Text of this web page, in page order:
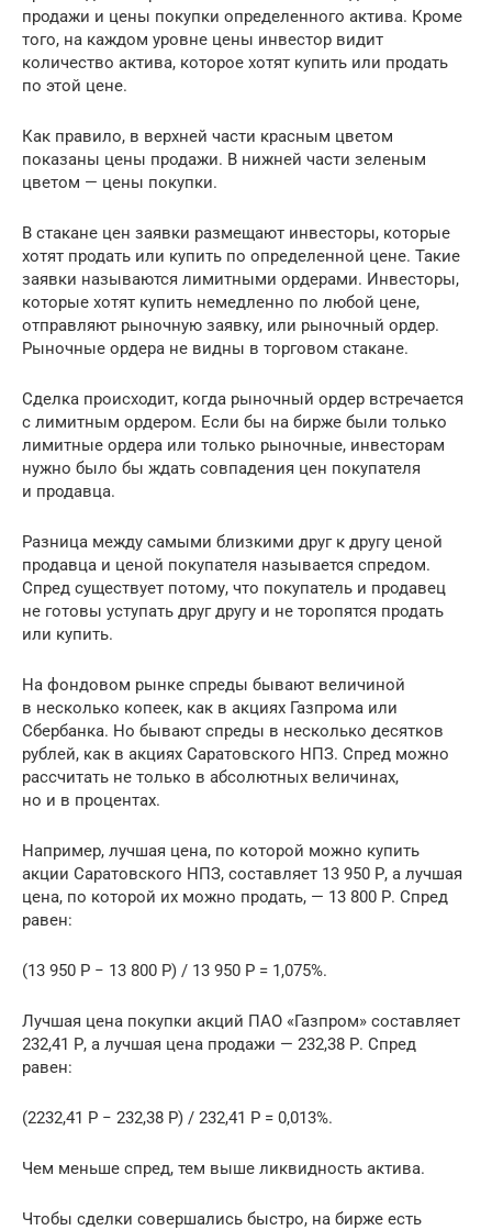
продажи и цены покупки определенного актива. Кроме
того, на каждом уровне цены инвестор видит
количество актива, которое хотят купить или продать
по этой цене.
Как правило, в верхней части красным цветом
показаны цены продажи. В нижней части зеленым
цветом — цены покупки.
В стакане цен заявки размещают инвесторы, которые
хотят продать или купить по определенной цене. Такие
заявки называются лимитными ордерами. Инвесторы,
которые хотят купить немедленно по любой цене,
отправляют рыночную заявку, или рыночный ордер.
Рыночные ордера не видны в торговом стакане.
Сделка происходит, когда рыночный ордер встречается
с лимитным ордером. Если бы на бирже были только
лимитные ордера или только рыночные, инвесторам
нужно было бы ждать совпадения цен покупателя
и продавца.
Разница между самыми близкими друг к другу ценой
продавца и ценой покупателя называется спредом.
Спред существует потому, что покупатель и продавец
не готовы уступать друг другу и не торопятся продать
или купить.
На фондовом рынке спреды бывают величиной
в несколько копеек, как в акциях Газпрома или
Сбербанка. Но бывают спреды в несколько десятков
рублей, как в акциях Саратовского НПЗ. Спред можно
рассчитать не только в абсолютных величинах,
но и в процентах.
Например, лучшая цена, по которой можно купить
акции Саратовского НПЗ, составляет 13 950 Р, а лучшая
цена, по которой их можно продать, — 13 800 Р. Спред
равен:
(13 950 Р − 13 800 Р) / 13 950 Р = 1,075%.
Лучшая цена покупки акций ПАО «Газпром» составляет
232,41 Р, а лучшая цена продажи — 232,38 Р. Спред
равен:
(2232,41 Р − 232,38 Р) / 232,41 Р = 0,013%.
Чем меньше спред, тем выше ликвидность актива.
Чтобы сделки совершались быстро, на бирже есть